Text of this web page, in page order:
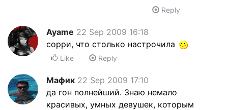
Reply
Ayame 22 Sep 2009 16:18
сорри, что столько настрочила
Like Reply
Мафик 22 Sep 2009 17:10
да гон полнейший. Знаю немало
красивых, умных девушек, которым